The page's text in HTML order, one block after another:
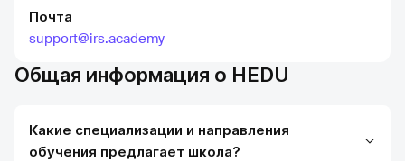
Почта
support@irs.academy
Общая информация о HEDU
Какие специализации и направления
обучения предлагает школа?